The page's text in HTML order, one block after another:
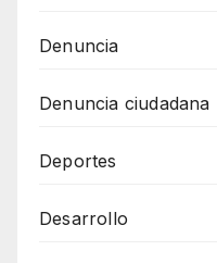
Denuncia
Denuncia ciudadana
Deportes
Desarrollo